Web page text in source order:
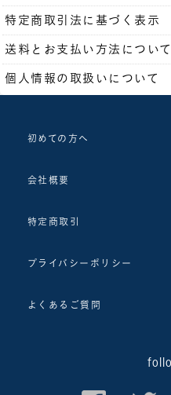
特定商取引法に基づく表示
送料とお支払い方法について
個人情報の取扱いについて
初めての方へ
会社概要
特定商取引
プライバシーポリシー
よくあるご質問